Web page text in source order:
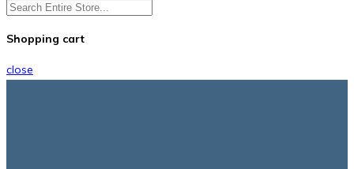
Shopping cart
close